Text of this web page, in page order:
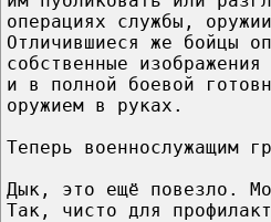
операциях службы,
Отличившиеся же бойцы
собственные
и в полной боевой
оружием в руках.
Теперь военнослужащим
Дык, это ещё повезло.
Так, чисто для